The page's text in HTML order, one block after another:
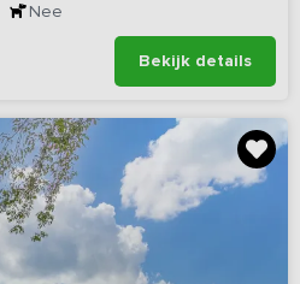
Nee
Bekijk details